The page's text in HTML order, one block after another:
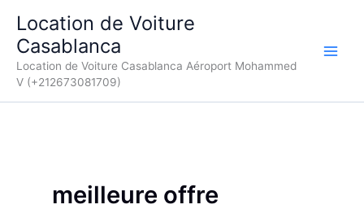
contenu
Location de Voiture
Casablanca
Location de Voiture Casablanca Aéroport Mohammed
V (+212673081709)
meilleure offre